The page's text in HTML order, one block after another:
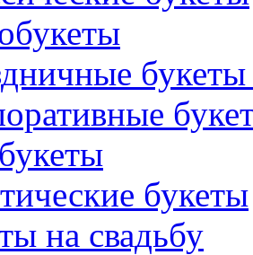
букеты
букеты
на свадьбу